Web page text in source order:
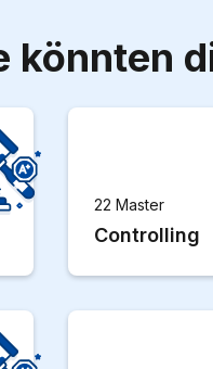
könnten
22 Master
Controlling